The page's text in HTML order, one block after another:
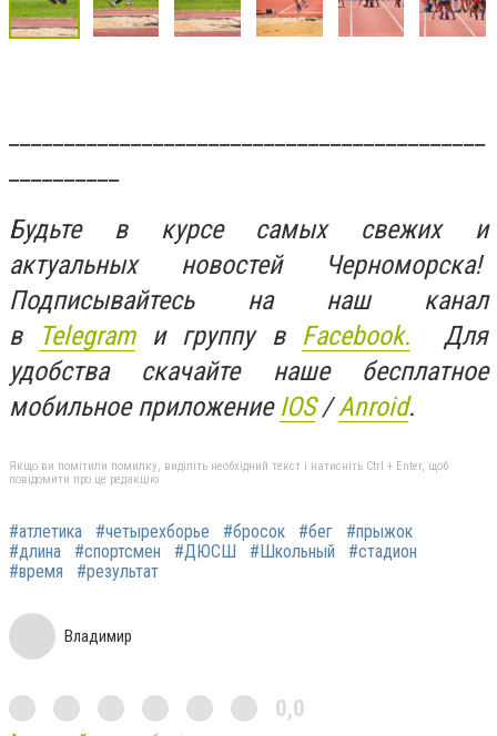
Будьте в курсе самых свежих и
актуальных новостей Черноморска!
Подписывайтесь на наш канал
в
Telegramи группу в Facebook. Для
удобства скачайте наше бесплатное
мобильное приложение IOS/Anroid.
Якщо ви помітили помилку, виділіть необхідний текст і натисніть Ctrl + Enter, щоб
повідомити про це редакцію
#атлетика #четырехборье #бросок #бег
#прыжок
#длина
#спортсмен #ДЮСШ #Школьный
#стадион
#время
#результат
Владимир
0,0